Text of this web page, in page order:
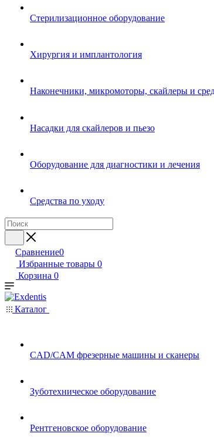
Стерилизационное оборудование
Хирургия и имплантология
Наконечники, микромоторы, скайлеры и
Насадки для скайлеров и пьезо
Оборудование для диагностики и лечения
Средства по уходу
Сравнение0
Избранные товары 0
Корзина 0
Каталог
CAD/CAM фрезерные машины и сканеры
Зуботехническое оборудование
Рентгеновское оборудование